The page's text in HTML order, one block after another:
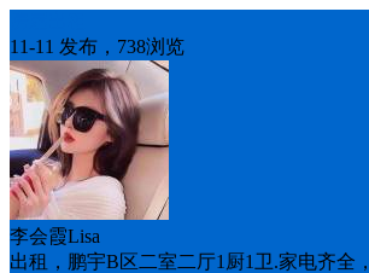
11-11 发布，738浏览
李会霞Lisa
出租，鹏宇B区二室二厅1厨1卫.家电齐全